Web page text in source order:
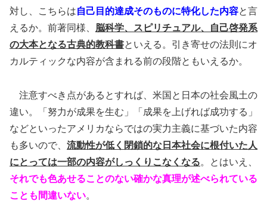
対し、こちらは自己目的達成そのものに特化した内容と言
えるか。前著同様、 脳科学、スピリチュアル、自己啓発系
の大本となる古典的教科書といえる。引き寄せの法則にオ
カルティックな内容が含まれる前の段階ともいえるか。
注意すべき点があるとすれば、米国と日本の社会風土の
違い。「努力が成果を生む」「成果を上げれば成功する」
などといったアメリカならではの実力主義に基づいた内容
も多いので、 流動性が低く閉鎖的な日本社会に根付いた人
にとっては一部の内容がしっくりこなくなる。とはいえ、
それでも色あせることのない確かな真理が述べられている
ことも間違いない。